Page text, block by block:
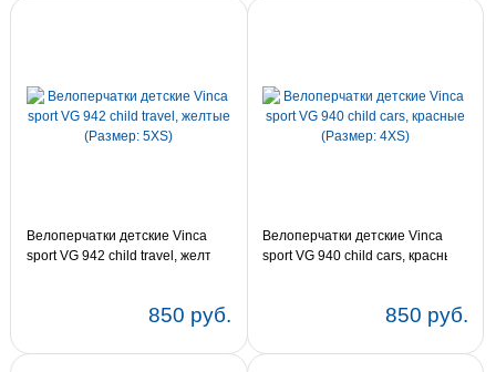
Велоперчатки детские Vinca
sport VG 942 child travel, желтые
850 руб.
Велоперчатки детские Vinca
sport VG 940 child cars, красные
850 руб.